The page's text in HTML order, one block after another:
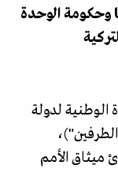
وحكومة الوحدة
لدولة
ميثاق الأمم